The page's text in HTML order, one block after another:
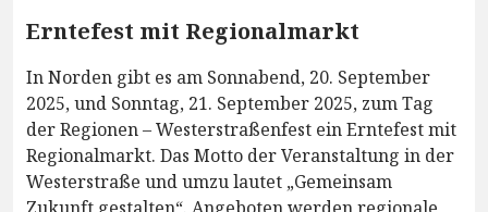
Erntefest mit Regionalmarkt
In Norden gibt es am Sonnabend, 20. September
2025, und Sonntag, 21. September 2025, zum Tag
der Regionen – Westerstraßenfest ein Erntefest mit
Regionalmarkt. Das Motto der Veranstaltung in der
Westerstraße und umzu lautet „Gemeinsam